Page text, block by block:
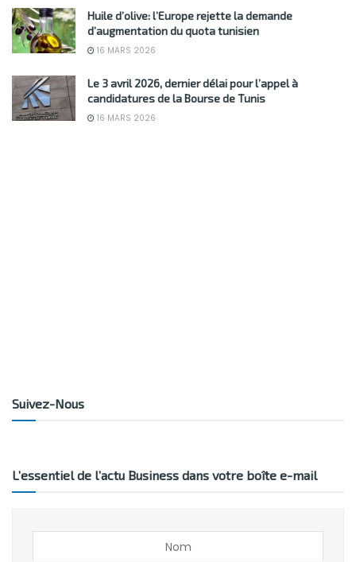
Huile d’olive: l’Europe rejette la demande
d’augmentation du quota tunisien
16 MARS 2026
Le 3 avril 2026, dernier délai pour l’appel à
candidatures de la Bourse de Tunis
16 MARS 2026
Suivez-Nous
L’essentiel de l’actu Business dans votre boîte e-mail